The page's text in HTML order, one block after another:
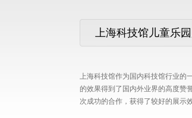
上海科技馆儿童乐
上海科技馆作为国内科技馆行业的
的效果得到了国内外业界的高度赞
次成功的合作，获得了较好的展示